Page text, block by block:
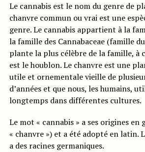
Le cannabis est le nom du genre de
chanvre commun ou vrai est une
genre. Le cannabis appartient à la
la famille des Cannabaceae (famille
plante la plus célèbre de la famille, à
est le houblon. Le chanvre est une
utile et ornementale vieille de
d’années et que nous, les humains,
longtemps dans différentes cultures.
Le mot « cannabis » a ses origines en
« chanvre ») et a été adopté en latin.
a des racines germaniques.